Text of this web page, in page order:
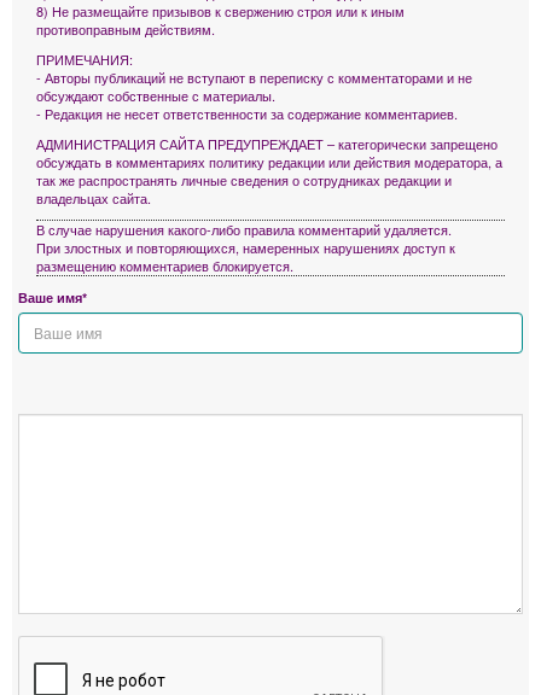
8) Не размещайте призывов к свержению строя или к иным
противоправным действиям.
ПРИМЕЧАНИЯ:
- Авторы публикаций не вступают в переписку с комментаторами и не
обсуждают собственные с материалы.
- Редакция не несет ответственности за содержание комментариев.
АДМИНИСТРАЦИЯ САЙТА ПРЕДУПРЕЖДАЕТ – категорически запрещено
обсуждать в комментариях политику редакции или действия модератора, а
так же распространять личные сведения о сотрудниках редакции и
владельцах сайта.
В случае нарушения какого-либо правила комментарий удаляется.
При злостных и повторяющихся, намеренных нарушениях доступ к
размещению комментариев блокируется.
Ваше имя*